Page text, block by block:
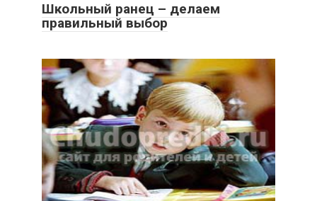
Школьный ранец – делаем
правильный выбор